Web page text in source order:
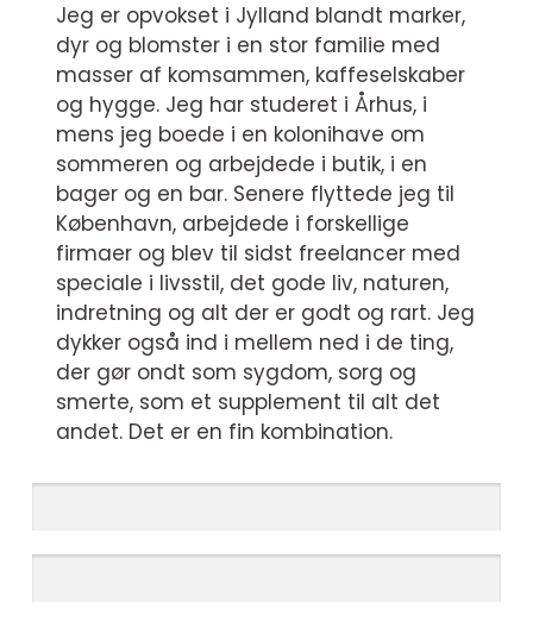
Jeg er opvokset i Jylland blandt marker,
dyr og blomster i en stor familie med
masser af komsammen, kaffeselskaber
og hygge. Jeg har studeret i Århus, i
mens jeg boede i en kolonihave om
sommeren og arbejdede i butik, i en
bager og en bar. Senere flyttede jeg til
København, arbejdede i forskellige
firmaer og blev til sidst freelancer med
speciale i livsstil, det gode liv, naturen,
indretning og alt der er godt og rart. Jeg
dykker også ind i mellem ned i de ting,
der gør ondt som sygdom, sorg og
smerte, som et supplement til alt det
andet. Det er en fin kombination.